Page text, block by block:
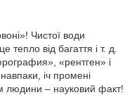
Чистої води
від багаття і т. д.
«рентген» і
іч промені
людини – науковий факт!